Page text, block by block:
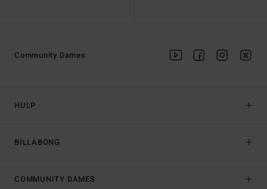
HULP
BILLABONG
Community Dames
COMMUNITY DAMES